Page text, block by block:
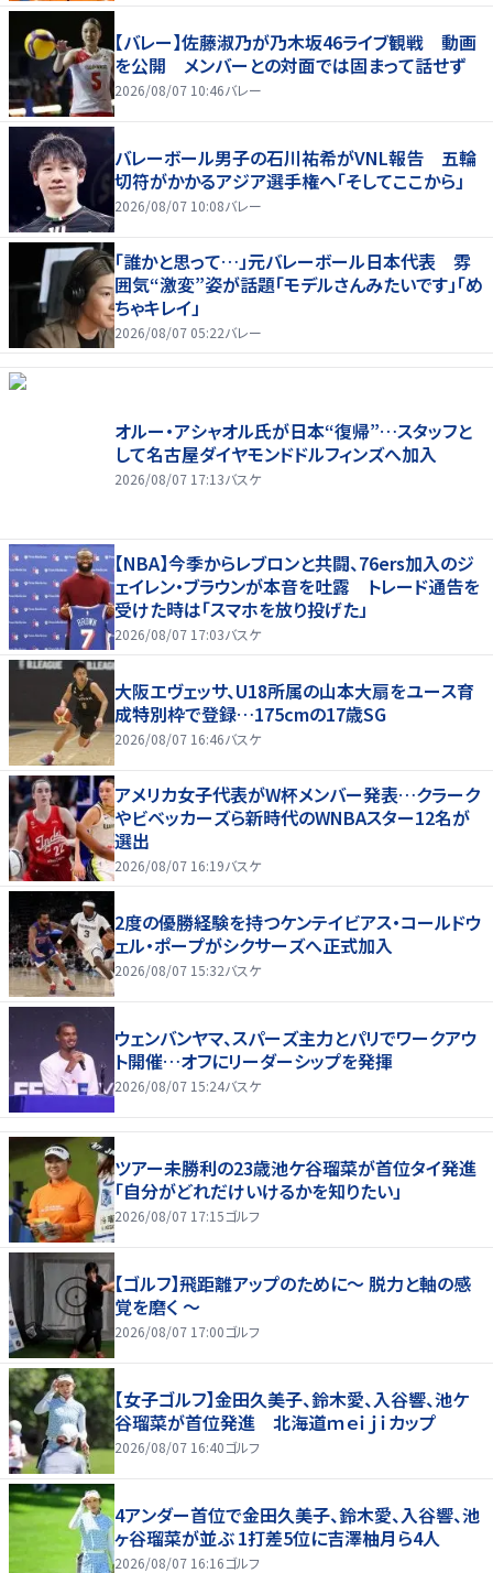
【バレー】佐藤淑乃が乃木坂46ライブ観戦 動画
を公開 メンバーとの対面では固まって話せず
2026/08/07 10:46バレー
バレーボール男子の石川祐希がVNL報告 五輪
切符がかかるアジア選手権へ「そしてここから」
2026/08/07 10:08バレー
「誰かと思って…」元バレーボール日本代表 雰
囲気“激変”姿が話題「モデルさんみたいです」「め
ちゃキレイ」
2026/08/07 05:22バレー
オルー・アシャオル氏が日本“復帰”…スタッフと
して名古屋ダイヤモンドドルフィンズへ加入
2026/08/07 17:13バスケ
【NBA】今季からレブロンと共闘、76ers加入のジ
ェイレン・ブラウンが本音を吐露 トレード通告を
受けた時は「スマホを放り投げた」
2026/08/07 17:03バスケ
大阪エヴェッサ、U18所属の山本大扇をユース育
成特別枠で登録…175cmの17歳SG
2026/08/07 16:46バスケ
アメリカ女子代表がW杯メンバー発表…クラーク
やビベッカーズら新時代のWNBAスター12名が
選出
2026/08/07 16:19バスケ
2度の優勝経験を持つケンテイビアス・コールドウ
ェル・ポープがシクサーズへ正式加入
2026/08/07 15:32バスケ
ウェンバンヤマ、スパーズ主力とパリでワークアウ
ト開催…オフにリーダーシップを発揮
2026/08/07 15:24バスケ
ツアー未勝利の23歳池ケ谷瑠菜が首位タイ発進
「自分がどれだけいけるかを知りたい」
2026/08/07 17:15ゴルフ
【ゴルフ】飛距離アップのために～ 脱力と軸の感
覚を磨く ～
2026/08/07 17:00ゴルフ
【女子ゴルフ】金田久美子、鈴木愛、入谷響、池ケ
谷瑠菜が首位発進 北海道ｍｅｉｊｉカップ
2026/08/07 16:40ゴルフ
4アンダー首位で金田久美子、鈴木愛、入谷響、池
ヶ谷瑠菜が並ぶ 1打差5位に吉澤柚月ら4人
2026/08/07 16:16ゴルフ